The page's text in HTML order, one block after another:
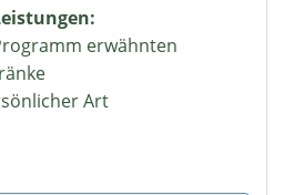
erwähnten
Art